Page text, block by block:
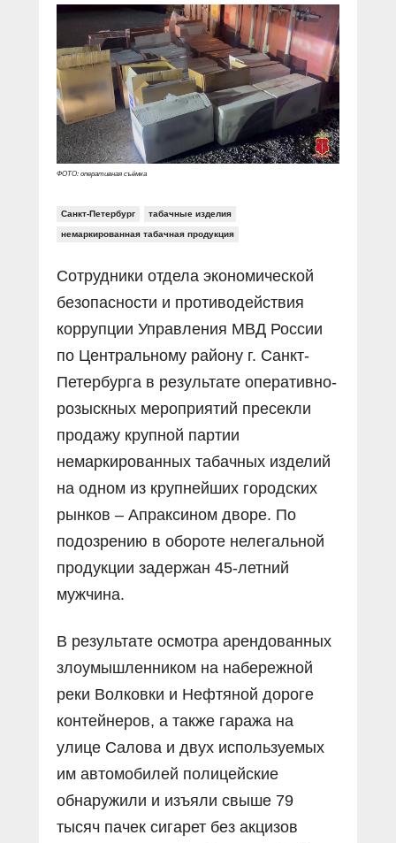
Социальные ролики
Документальные фильмы
Прямой разговор
В знании сила
Специальный репортаж
КиберПОСТОВОЙ
Газета «Щит и меч»
Журнал «Полиция России»
О ПОРТАЛЕ
Контакты
Вакансии
ФОТО: оперативная съёмка
Санкт-Петербург табачные изделия
немаркированная табачная продукция
Сотрудники отдела экономической
безопасности и противодействия
коррупции Управления МВД России
по Центральному району г. Санкт-
Петербурга в результате оперативно-
розыскных мероприятий пресекли
продажу крупной партии
немаркированных табачных изделий
на одном из крупнейших городских
рынков – Апраксином дворе. По
подозрению в обороте нелегальной
продукции задержан 45-летний
мужчина.
В результате осмотра арендованных
злоумышленником на набережной
реки Волковки и Нефтяной дороге
контейнеров, а также гаража на
улице Салова и двух используемых
им автомобилей полицейские
обнаружили и изъяли свыше 79
тысяч пачек сигарет без акцизов